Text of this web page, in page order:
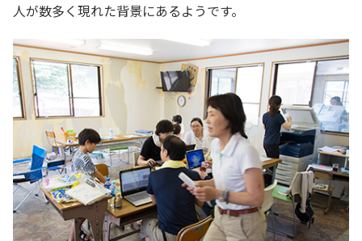
人が数多く現れた背景にあるようです。